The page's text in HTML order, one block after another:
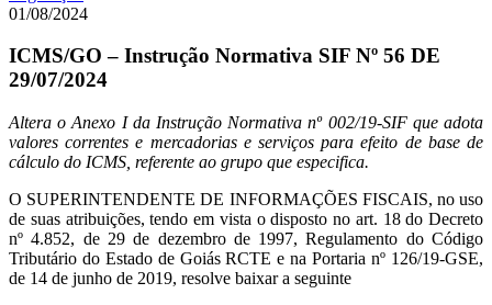
01/08/2024
ICMS/GO – Instrução Normativa SIF Nº 56 DE
29/07/2024
Altera o Anexo I da Instrução Normativa nº 002/19-SIF que adota
valores correntes e mercadorias e serviços para efeito de base de
cálculo do ICMS, referente ao grupo que especifica.
O SUPERINTENDENTE DE INFORMAÇÕES FISCAIS, no uso
de suas atribuições, tendo em vista o disposto no art. 18 do Decreto
nº 4.852, de 29 de dezembro de 1997, Regulamento do Código
Tributário do Estado de Goiás RCTE e na Portaria nº 126/19-GSE,
de 14 de junho de 2019, resolve baixar a seguinte